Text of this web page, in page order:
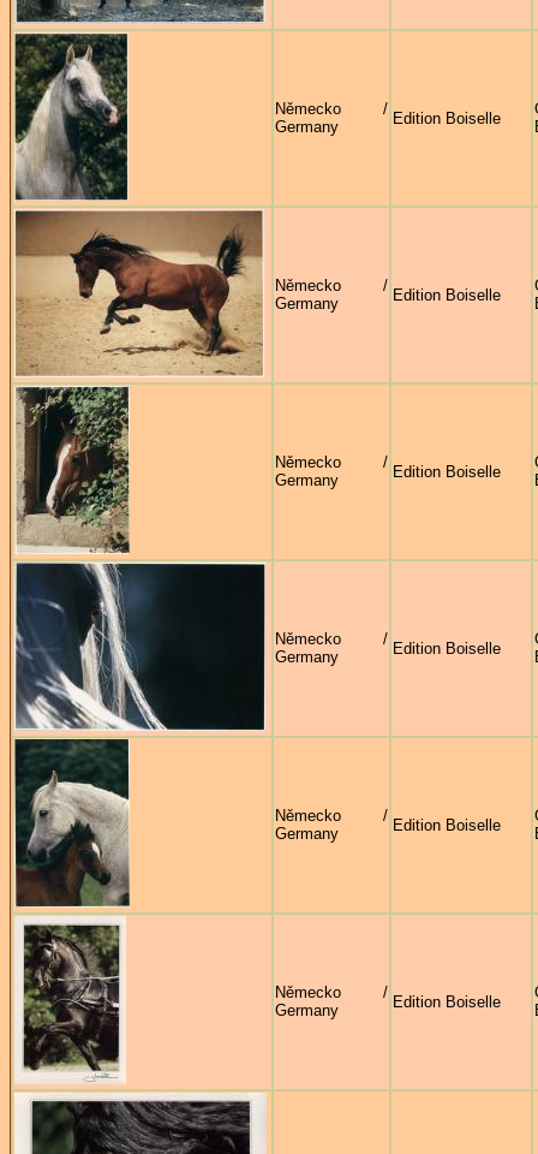
Německo /
Germany
Edition Boiselle
Německo /
Germany
Edition Boiselle
Německo /
Germany
Edition Boiselle
Německo /
Germany
Edition Boiselle
Německo /
Germany
Edition Boiselle
Německo /
Germany
Edition Boiselle